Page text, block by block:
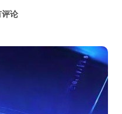
论